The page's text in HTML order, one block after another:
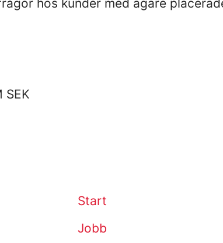
hos kunder med ägare
SEK
Start
Jobb